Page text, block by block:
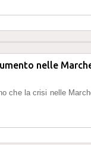
nelle
che la crisi nelle